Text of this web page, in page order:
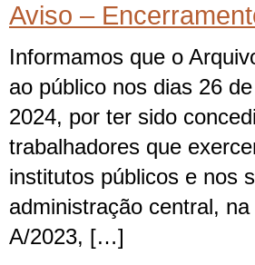
Aviso –
Informamos que o
ao público nos dias 26
2024, por ter sido
trabalhadores que
institutos públicos e nos
administração central,
A/2023, […]